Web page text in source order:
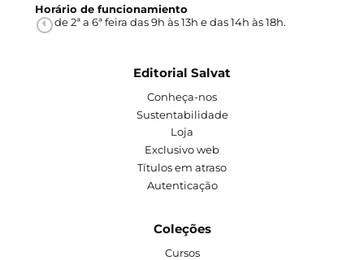
Horário de funcionamiento
de 2ª a 6ª feira das 9h às 13h e das 14h às 18h.
Editorial Salvat
Conheça-nos
Sustentabilidade
Loja
Exclusivo web
Títulos em atraso
Autenticação
Coleções
Cursos